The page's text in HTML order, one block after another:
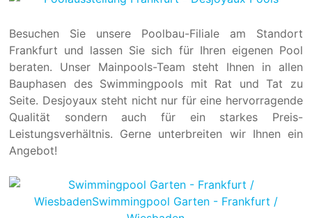
Besuchen Sie unsere Poolbau-Filiale am Standort
Frankfurt und lassen Sie sich für Ihren eigenen Pool
beraten. Unser Mainpools-Team steht Ihnen in allen
Bauphasen des Swimmingpools mit Rat und Tat zu
Seite. Desjoyaux steht nicht nur für eine hervorragende
Qualität sondern auch für ein starkes Preis-
Leistungsverhältnis. Gerne unterbreiten wir Ihnen ein
Angebot!